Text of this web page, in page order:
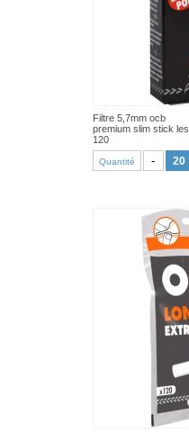
Filtre 5,7mm ocb
premium slim stick les
120
Quantité -